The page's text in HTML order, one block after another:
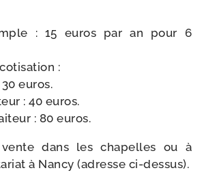
: 15 euros par an pour 6
:
euros.
: 40 euros.
: 80 euros.
dans les cha­pelles ou à
à Nancy (adresse ci-dessus).